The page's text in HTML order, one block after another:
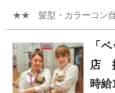
★★ 髪型・カラーコン自
海老名市「
店
時給